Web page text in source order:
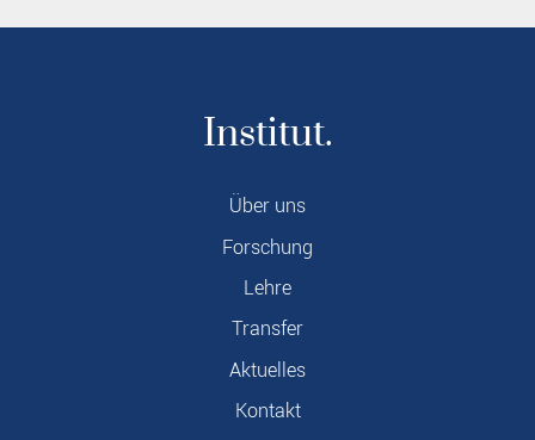
Institut.
Über uns
Forschung
Lehre
Transfer
Aktuelles
Kontakt